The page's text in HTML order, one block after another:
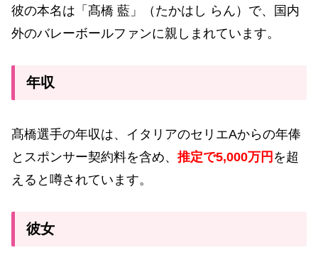
彼の本名は「髙橋 藍」（たかはし らん）で、国内
外のバレーボールファンに親しまれています。
年収
髙橋選手の年収は、イタリアのセリエAからの年俸
とスポンサー契約料を含め、 推定で5,000万円 を超
えると噂されています。
彼女